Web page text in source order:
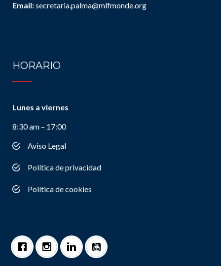
Email:secretaria.palma@mlfmonde.org
HORARIO
Lunes a viernes
8:30 am – 17:00
Aviso Legal
Política de privacidad
Política de cookies